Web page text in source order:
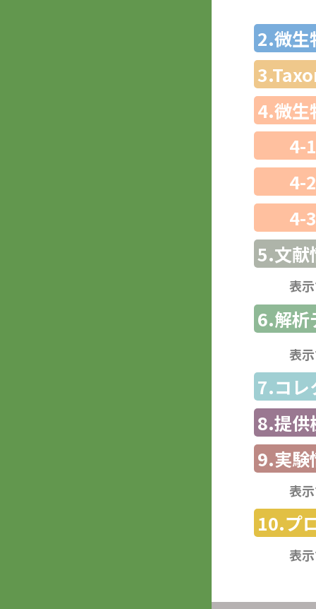
2.微生
4.微生
4-
4-
4-
5.文献
表
6.解析
表
7.コレ
8.提供
9.実験
表
10.プ
表